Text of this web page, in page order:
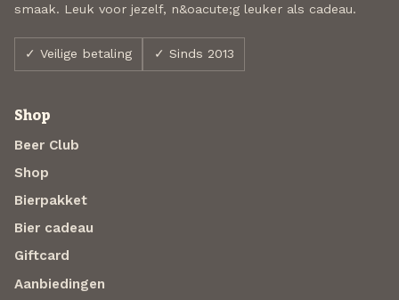
smaak. Leuk voor jezelf, n&oacute;g leuker als cadeau.
✓ Veilige betaling ✓ Sinds 2013
Shop
Beer Club
Shop
Bierpakket
Bier cadeau
Giftcard
Aanbiedingen